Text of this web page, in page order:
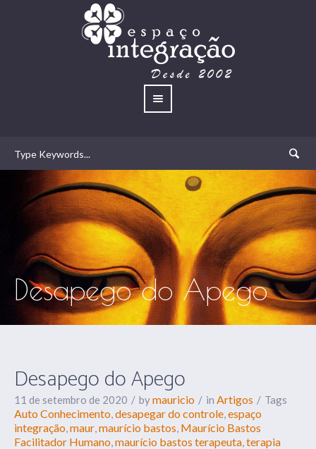
Desapego do Apego
Desapego do Apego
11 de setembro de 2020 bymauricio in Artigos Tags
Auto Conhecimento,desapegar do controle,espaço
integração,maur,maurício bastos, Maurício Bastos
Facilitador Humano,maurício bastos terapeuta,terapia